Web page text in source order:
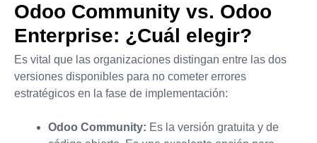
Odoo Community vs. Odoo
Enterprise: ¿Cuál elegir?
Es vital que las organizaciones distingan entre las dos
versiones disponibles para no cometer errores
estratégicos en la fase de implementación:
Odoo Community: Es la versión gratuita y de